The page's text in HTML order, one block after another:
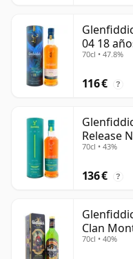
04 18
70cl • 47.8%
116 € ?
Release
70cl • 43%
136 € ?
Clan
70cl • 40%